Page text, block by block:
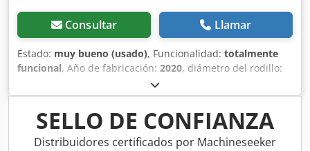
Consultar Llamar
Estado: muy bueno (usado), Funcionalidad: totalmente
funcional, Año de fabricación: 2020, diámetro del rodillo:
1.050 mm
(máx.):1 mm, Dobladora de chapa de 3 rodillos Isitan 1050
x 60 x 1,2 mm, dobladora manual en venta Chedpfxjwk
Rlxo Ac Uoa Dobladora de chapa manual en muy buen
estado en venta Fabricante: Isitan 1050 x 1.2 Máx. Ancho
SELLO DE CONFIANZA
Distribuidores certificados por Machineseeker